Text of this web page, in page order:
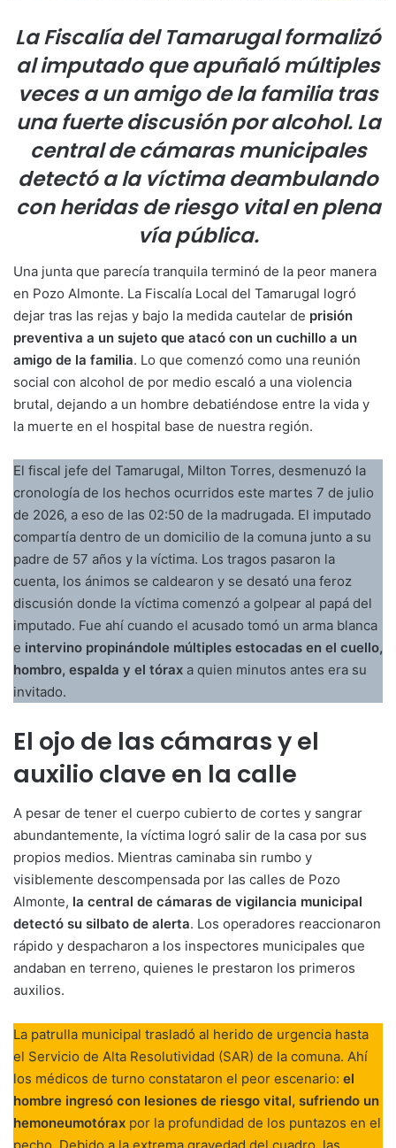
La Fiscalía del Tamarugal formalizó
al imputado que apuñaló múltiples
veces a un amigo de la familia tras
una fuerte discusión por alcohol. La
central de cámaras municipales
detectó a la víctima deambulando
con heridas de riesgo vital en plena
vía pública.
Una junta que parecía tranquila terminó de la peor manera
en Pozo Almonte. La Fiscalía Local del Tamarugal logró
dejar tras las rejas y bajo la medida cautelar de prisión
preventiva a un sujeto que atacó con un cuchillo a un
amigo de la familia. Lo que comenzó como una reunión
social con alcohol de por medio escaló a una violencia
brutal, dejando a un hombre debatiéndose entre la vida y
la muerte en el hospital base de nuestra región.
El fiscal jefe del Tamarugal, Milton Torres, desmenuzó la
cronología de los hechos ocurridos este martes 7 de julio
de 2026, a eso de las 02:50 de la madrugada. El imputado
compartía dentro de un domicilio de la comuna junto a su
padre de 57 años y la víctima. Los tragos pasaron la
cuenta, los ánimos se caldearon y se desató una feroz
discusión donde la víctima comenzó a golpear al papá del
imputado. Fue ahí cuando el acusado tomó un arma blanca
e intervino propinándole múltiples estocadas en el cuello,
hombro, espalda y el tórax a quien minutos antes era su
invitado.
El ojo de las cámaras y el
auxilio clave en la calle
A pesar de tener el cuerpo cubierto de cortes y sangrar
abundantemente, la víctima logró salir de la casa por sus
propios medios. Mientras caminaba sin rumbo y
visiblemente descompensada por las calles de Pozo
Almonte, la central de cámaras de vigilancia municipal
detectó su silbato de alerta. Los operadores reaccionaron
rápido y despacharon a los inspectores municipales que
andaban en terreno, quienes le prestaron los primeros
auxilios.
La patrulla municipal trasladó al herido de urgencia hasta
el Servicio de Alta Resolutividad (SAR) de la comuna. Ahí
los médicos de turno constataron el peor escenario: el
hombre ingresó con lesiones de riesgo vital, sufriendo un
hemoneumotórax por la profundidad de los puntazos en el